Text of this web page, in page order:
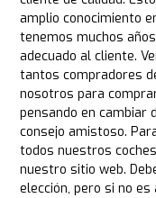
amplio conocimiento
tenemos muchos
adecuado al cliente.
tantos compradores
nosotros para
pensando en cambiar
consejo amistoso.
todos nuestros
nuestro sitio web.
elección, pero si no